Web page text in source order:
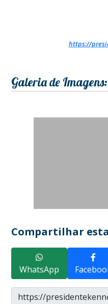
https://
Galeria de Imagens:
Compartilhar
WhatsApp